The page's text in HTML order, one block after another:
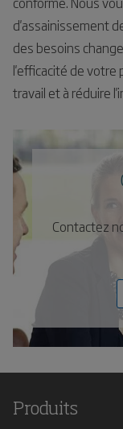
d'assainissement
des besoins
l'efficacité de votre
travail et à réduire
Contactez
Produits